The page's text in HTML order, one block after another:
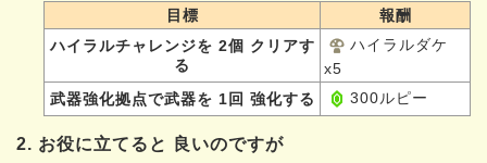
目標
報酬
ハイラルチャレンジを 2個 クリアす
る
ハイラルダケ
x5
武器強化拠点で武器を 1回 強化する
300ルピー
2. お役に立てると 良いのですが